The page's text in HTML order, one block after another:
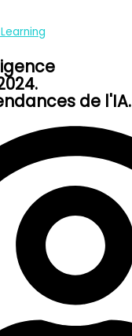
de l'IA.